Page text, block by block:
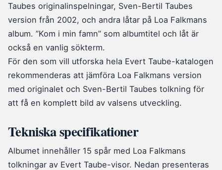
Taubes originalinspelningar, Sven-Bertil Taubes
version från 2002, och andra låtar på Loa Falkmans
album. ”Kom i min famn” som albumtitel och låt är
också en vanlig sökterm.
För den som vill utforska hela Evert Taube-katalogen
rekommenderas att jämföra Loa Falkmans version
med originalet och Sven-Bertil Taubes tolkning för
att få en komplett bild av valsens utveckling.
Tekniska specifikationer
Albumet innehåller 15 spår med Loa Falkmans
tolkningar av Evert Taube-visor. Nedan presenteras